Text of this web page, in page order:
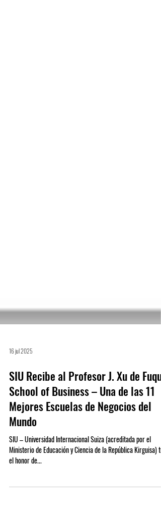
16 jul 2025
SIU Recibe al Profesor J. Xu de Fuqua
School of Business – Una de las 11
Mejores Escuelas de Negocios del
Mundo
SIU – Universidad Internacional Suiza (acreditada por el